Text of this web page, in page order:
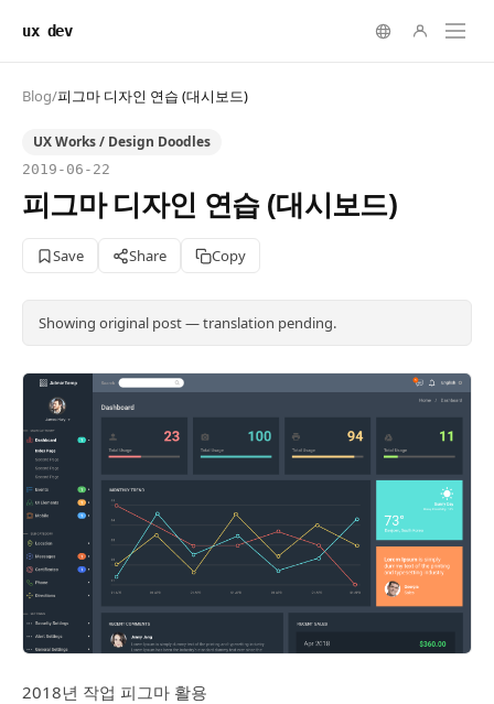
ux dev
Blog/피그마 디자인 연습 (대시보드)
UX Works / Design Doodles
2019-06-22
피그마 디자인 연습 (대시보드)
Save Share Copy
Showing original post — translation pending.
2018년 작업 피그마 활용